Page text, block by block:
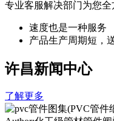
专业客服解决部门为您
速度也是一种服务
产品生产周期短，
许昌新闻中心
了解更多